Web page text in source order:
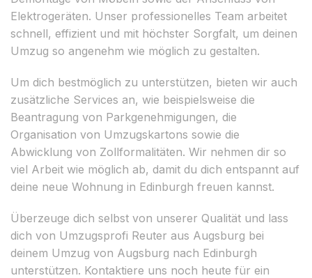
Elektrogeräten. Unser professionelles Team arbeitet
schnell, effizient und mit höchster Sorgfalt, um deinen
Umzug so angenehm wie möglich zu gestalten.
Um dich bestmöglich zu unterstützen, bieten wir auch
zusätzliche Services an, wie beispielsweise die
Beantragung von Parkgenehmigungen, die
Organisation von Umzugskartons sowie die
Abwicklung von Zollformalitäten. Wir nehmen dir so
viel Arbeit wie möglich ab, damit du dich entspannt auf
deine neue Wohnung in Edinburgh freuen kannst.
Überzeuge dich selbst von unserer Qualität und lass
dich von Umzugsprofi Reuter aus Augsburg bei
deinem Umzug von Augsburg nach Edinburgh
unterstützen. Kontaktiere uns noch heute für ein